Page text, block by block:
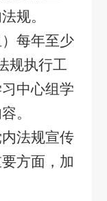
规。
每年至少
规执行工
中心组学
。
法规宣传
方面，加